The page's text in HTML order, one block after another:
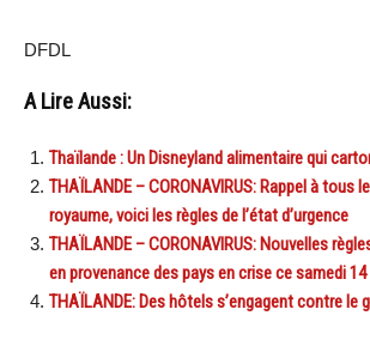
DFDL
A Lire Aussi:
Thaïlande : Un Disneyland alimentaire qui
THAÏLANDE – CORONAVIRUS: Rappel à tous
royaume, voici les règles de l’état d’urgence
THAÏLANDE – CORONAVIRUS: Nouvelles
en provenance des pays en crise ce samedi
THAÏLANDE: Des hôtels s’engagent contre le